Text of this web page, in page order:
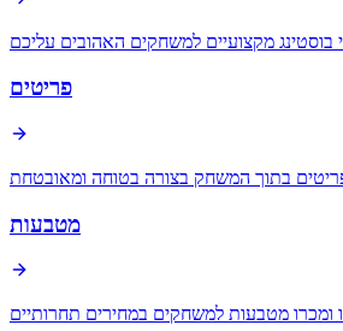
בוסטינג מקצועיים למשחקים האהובים עליכם
פריטים
בתוך המשחק בצורה בטוחה ומאובטחת
מטבעות
ומכרו מטבעות למשחקים במחירים תחרותיים